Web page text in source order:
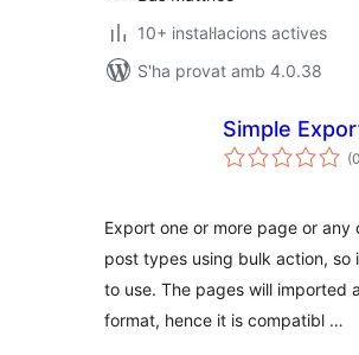
10+ instal·lacions actives
S'ha provat amb 4.0.38
Simple
(0
Export one or more page or any
post types using bulk action, so
to use. The pages will imported
format, hence it is compatibl …